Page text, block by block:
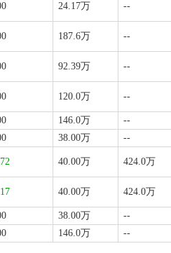
24.17万 --
187.6万 --
92.39万 --
120.0万 --
146.0万
--
38.00万 --
40.00万 424.0万
40.00万 424.0万
38.00万
--
146.0万 --